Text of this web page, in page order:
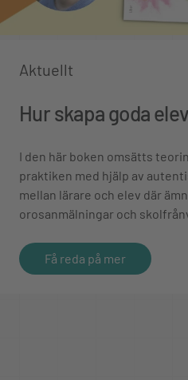
Aktuellt
Hur skapa goda
I den här boken omsätts
praktiken med hjälp av
mellan lärare och elev där
orosanmälningar och
Få reda på mer